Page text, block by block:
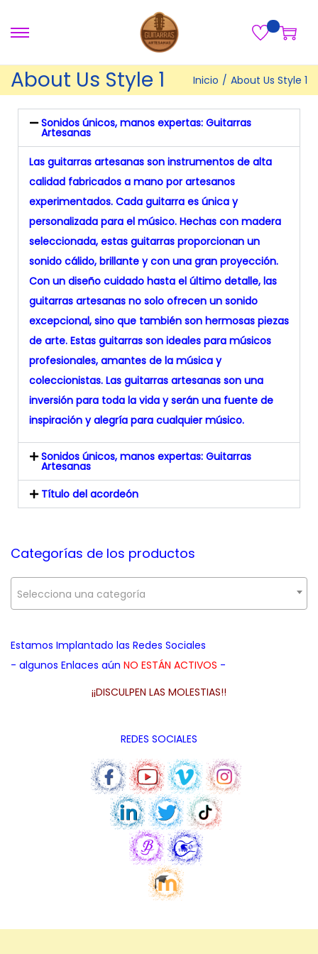
About Us Style 1 Inicio / About Us Style 1
Sonidos únicos, manos expertas: Guitarras
Artesanas
Las guitarras artesanas son instrumentos de alta
calidad fabricados a mano por artesanos
experimentados. Cada guitarra es única y
personalizada para el músico. Hechas con madera
seleccionada, estas guitarras proporcionan un
sonido cálido, brillante y con una gran proyección.
Con un diseño cuidado hasta el último detalle, las
guitarras artesanas no solo ofrecen un sonido
excepcional, sino que también son hermosas piezas
de arte. Estas guitarras son ideales para músicos
profesionales, amantes de la música y
coleccionistas. Las guitarras artesanas son una
inversión para toda la vida y serán una fuente de
inspiración y alegría para cualquier músico.
Sonidos únicos, manos expertas: Guitarras
Artesanas
Título del acordeón
Categorías de los productos
Selecciona una categoría
Estamos Implantado las Redes Sociales
- algunos Enlaces aún NO ESTÁN ACTIVOS -
¡¡DISCULPEN LAS MOLESTIAS!!
REDES SOCIALES